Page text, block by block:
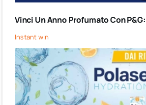
Vinci Un Anno Profumato Con
Instant win